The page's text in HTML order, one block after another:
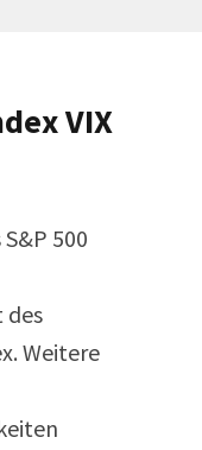
VIX
500
des
Weitere